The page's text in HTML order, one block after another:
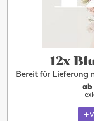
12x
Bereit für Lieferung
ab